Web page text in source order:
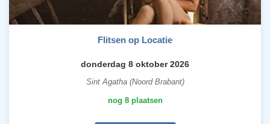
Flitsen op Locatie
donderdag 8 oktober 2026
Sint Agatha (Noord Brabant)
nog 8 plaatsen